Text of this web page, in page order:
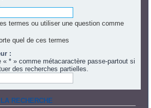
termes ou utiliser une question comme
quel de ces termes
:
« * » comme métacaractère passe-partout si
des recherches partielles.
RECHERCHE